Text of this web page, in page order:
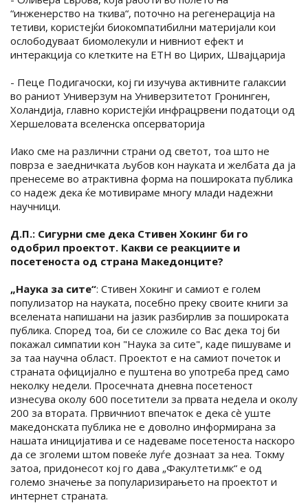
“инженерство на ткива“, поточно на регенерација на
тетиви, користејќи биокомпатибилни материјали кои
ослободуваат биомолекули и нивниот ефект и
интеракција со клетките на ETH во Цирих, Швајцарија
- Пеце Подигачоски, кој ги изучува активните галаксии
во раниот Универзум на Универзитетот Гронинген,
Холандија, главно користејќи инфрацрвени податоци од
Хершеловата вселенска опсерваторија
Иако сме на различни страни од светот, тоа што не
поврза е заедничката љубов кон науката и желбата да ја
пренесеме во атрактивна форма на пошироката публика
со надеж дека ќе мотивираме многу млади надежни
научници.
Д.П.: Сигурни сме дека Стивен Хокинг би го
одобрил проектот. Какви се реакциите и
посетеноста од страна Македонците?
„Наука за сите“: Стивен Хокинг и самиот е голем
популизатор на науката, посебно преку своите книги за
вселената напишани на јазик разбирлив за пошироката
публика. Според тоа, би се сложиле со Вас дека тој би
покажал симпатии кон "Наука за сите", каде пишуваме и
за таа научна област. Проектот е на самиот почеток и
страната официјално е пуштена во употреба пред само
неколку недели. Просечната дневна посетеност
изнесува околу 600 посетители за првата недела и околу
200 за втората. Првичниот впечаток е дека сè уште
македонската публика не е доволно информирана за
нашата иницијатива и се надеваме посетеноста наскоро
да се зголеми штом повеќе луѓе дознаат за неа. Токму
затоа, придонесот кој го дава „Факултети.мк“ е од
големо значење за популаризирањето на проектот и
интернет страната.